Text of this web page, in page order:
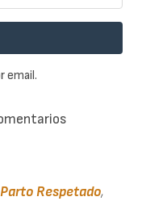
Respetado,
email.